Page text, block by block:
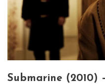
Submarine (2010)